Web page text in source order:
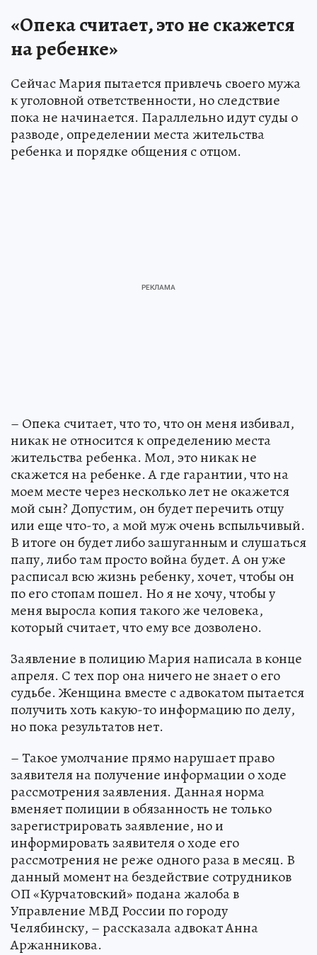
«Опека считает, это не скажется
на ребенке»
Сейчас Мария пытается привлечь своего мужа
к уголовной ответственности, но следствие
пока не начинается. Параллельно идут суды о
разводе, определении места жительства
ребенка и порядке общения с отцом.
– Опека считает, что то, что он меня избивал,
никак не относится к определению места
жительства ребенка. Мол, это никак не
скажется на ребенке. А где гарантии, что на
моем месте через несколько лет не окажется
мой сын? Допустим, он будет перечить отцу
или еще что-то, а мой муж очень вспыльчивый.
В итоге он будет либо зашуганным и слушаться
папу, либо там просто война будет. А он уже
расписал всю жизнь ребенку, хочет, чтобы он
по его стопам пошел. Но я не хочу, чтобы у
меня выросла копия такого же человека,
который считает, что ему все дозволено.
Заявление в полицию Мария написала в конце
апреля. С тех пор она ничего не знает о его
судьбе. Женщина вместе с адвокатом пытается
получить хоть какую-то информацию по делу,
но пока результатов нет.
– Такое умолчание прямо нарушает право
заявителя на получение информации о ходе
рассмотрения заявления. Данная норма
вменяет полиции в обязанность не только
зарегистрировать заявление, но и
информировать заявителя о ходе его
рассмотрения не реже одного раза в месяц. В
данный момент на бездействие сотрудников
ОП «Курчатовский» подана жалоба в
Управление МВД России по городу
Челябинску, – рассказала адвокат Анна
Аржанникова.